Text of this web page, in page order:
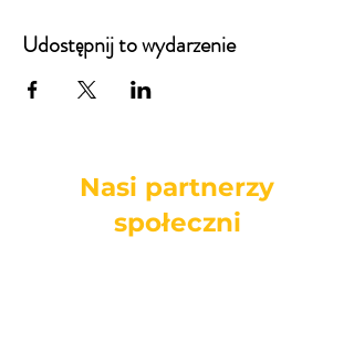
Udostępnij to wydarzenie
Nasi partnerzy
społeczni